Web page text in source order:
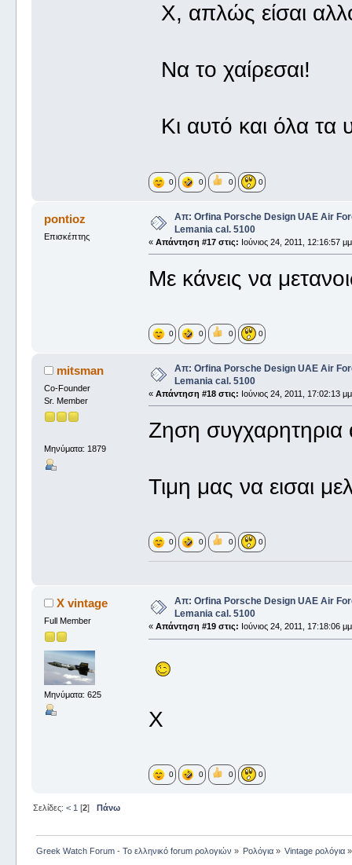
Χ, απλώς είσαι
Να το χαίρεσαι!
Κι αυτό και όλα τα
0 0 0 0
pontioz
Επισκέπτης
Απ: Orfina Porsche Design UAE Air
Lemania cal. 5100
«Απάντηση #17 στις: Ιούνιος 24, 2011, 12:16:57
Με κάνεις να
0 0 0 0
mitsman
Co-Founder
Sr. Member
Μηνύματα: 1879
Απ: Orfina Porsche Design UAE Air
Lemania cal. 5100
«Απάντηση #18 στις: Ιούνιος 24, 2011, 17:02:13
Ζηση συγχαρητηρια
Τιμη μας να εισαι
0 0 0 0
X vintage
Full Member
Μηνύματα: 625
Απ: Orfina Porsche Design UAE Air
Lemania cal. 5100
«Απάντηση #19 στις: Ιούνιος 24, 2011, 17:18:06
X
0 0 0 0
Σελίδες: < 1 [2] Πάνω
Greek Watch Forum - Το ελληνικό forum ρολογιών » Ρολόγια » Vintage ρολόγια »